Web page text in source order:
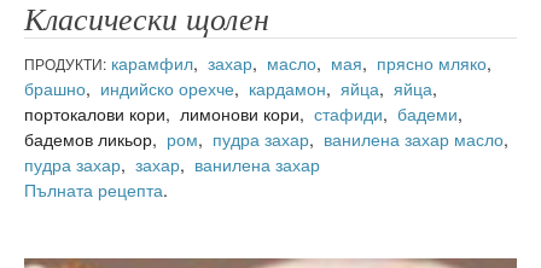
Класически щолен
ПРОДУКТИ: карамфил, захар, масло, мая, прясно мляко,
брашно, индийско орехче, кардамон, яйца, яйца,
портокалови кори, лимонови кори, стафиди, бадеми,
бадемов ликьор, ром, пудра захар, ванилена захар масло,
пудра захар, захар, ванилена захар
Пълната рецепта.